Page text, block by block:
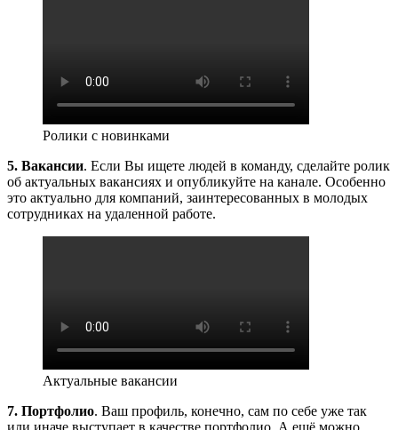
Ролики с новинками
5. Вакансии. Если Вы ищете людей в команду, сделайте ролик
об актуальных вакансиях и опубликуйте на канале. Особенно
это актуально для компаний, заинтересованных в молодых
сотрудниках на удаленной работе.
Актуальные вакансии
7. Портфолио. Ваш профиль, конечно, сам по себе уже так
или иначе выступает в качестве портфолио. А ещё можно